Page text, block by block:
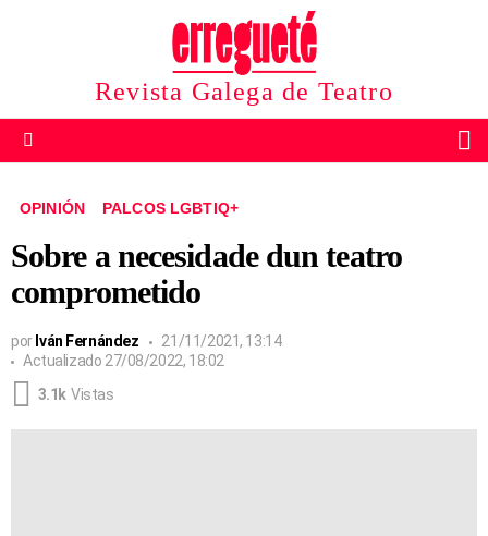
Revista Galega de Teatro
OPINIÓN PALCOS LGBTIQ+
Sobre a necesidade dun teatro
comprometido
por Iván Fernández
21/11/2021, 13:14
Actualizado 27/08/2022, 18:02
3.1k Vistas